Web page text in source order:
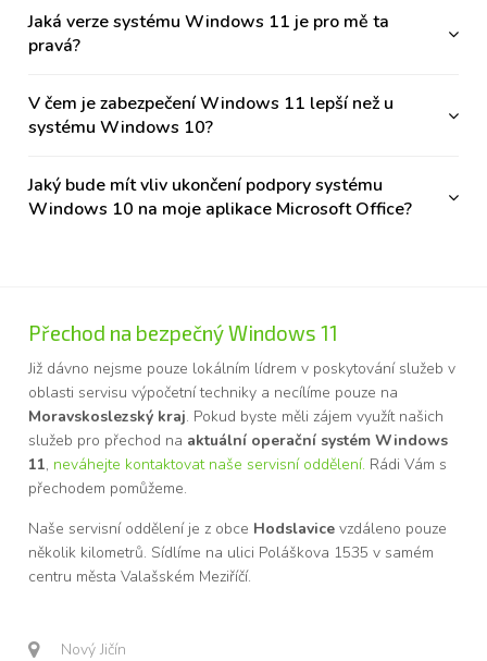
Jaká verze systému Windows 11 je pro mě ta
pravá?
V čem je zabezpečení Windows 11 lepší než u
systému Windows 10?
Jaký bude mít vliv ukončení podpory systému
Windows 10 na moje aplikace Microsoft Office?
Přechod na bezpečný Windows 11
Již dávno nejsme pouze lokálním lídrem v poskytování služeb v
oblasti servisu výpočetní techniky a necílíme pouze na
Moravskoslezský kraj. Pokud byste měli zájem využít našich
služeb pro přechod na aktuální operační systém Windows
11, neváhejte kontaktovat naše servisní oddělení. Rádi Vám s
přechodem pomůžeme.
Naše servisní oddělení je z obce Hodslavice vzdáleno pouze
několik kilometrů. Sídlíme na ulici Poláškova 1535 v samém
centru města Valašském Meziříčí.
Nový Jičín